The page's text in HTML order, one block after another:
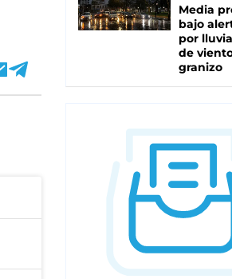
Media
bajo
por
de
granizo